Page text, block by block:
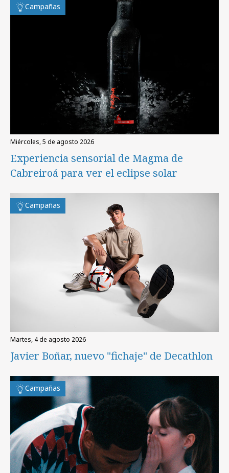
Campañas
miércoles, 5 de agosto 2026
Experiencia sensorial de Magma de
Cabreiroá para ver el eclipse solar
Campañas
martes, 4 de agosto 2026
Javier Boñar, nuevo "fichaje" de Decathlon
Campañas